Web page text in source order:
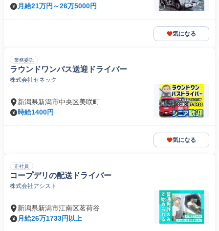
月給21万円～26万5000円
気になる
業務委託
ラウンドワンバス送迎ドライバー
株式会社セネック
新潟県新潟市中央区美咲町
時給1400円
気になる
正社員
コープデリの配送ドライバー
株式会社アシスト
新潟県新潟市江南区茗荷谷
月給26万1733円以上